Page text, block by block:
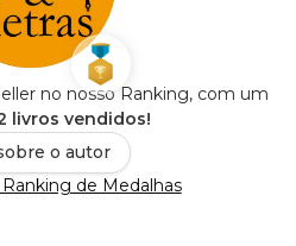
no nosso Ranking, com um
livros vendidos!
o autor
de Medalhas